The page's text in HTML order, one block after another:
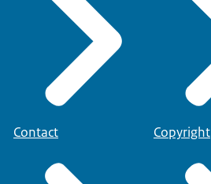
Contact Copyright